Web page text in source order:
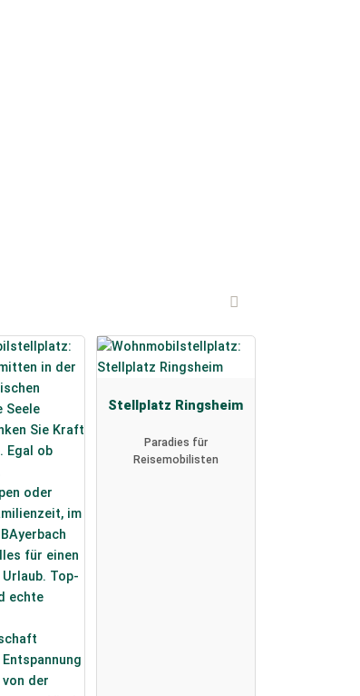
Stellplatz Ringsheim
Paradies für
Reisemobilisten